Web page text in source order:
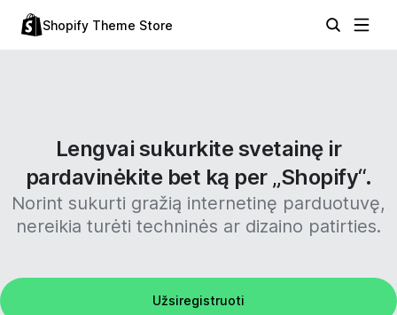
Shopify Theme Store
Lengvai sukurkite svetainę ir
pardavinėkite bet ką per „Shopify“.
Norint sukurti gražią internetinę parduotuvę,
nereikia turėti techninės ar dizaino patirties.
Užsiregistruoti